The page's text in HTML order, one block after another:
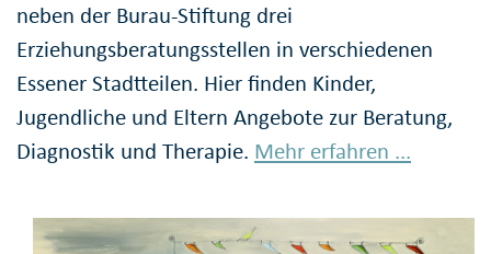
neben der Burau-Stiftung drei
Erziehungsberatungsstellen in verschiedenen
Essener Stadtteilen. Hier finden Kinder,
Jugendliche und Eltern Angebote zur Beratung,
Diagnostik und Therapie. Mehr erfahren ...